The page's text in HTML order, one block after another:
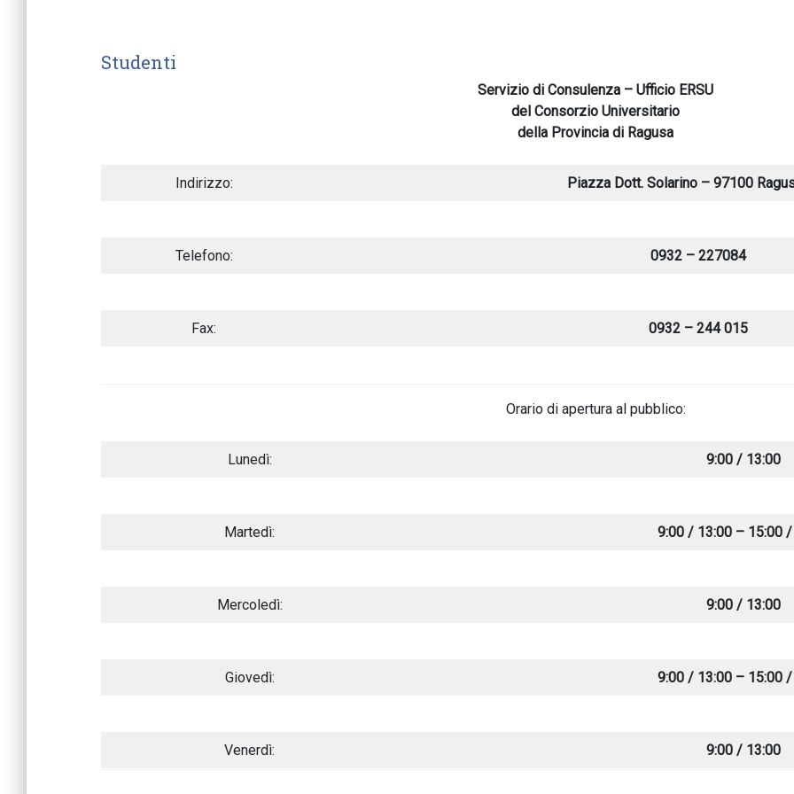
Studenti
Servizio di Consulenza – Ufficio ERSU
del Consorzio Universitario
della Provincia di Ragusa
Indirizzo: Piazza Dott. Solarino – 97100
Telefono: 0932 – 227084
Fax: 0932 – 244 015
Orario di apertura al pubblico:
Lunedì: 9:00 / 13:00
Martedì: 9:00 / 13:00 – 15:00
Mercoledì: 9:00 / 13:00
Giovedì: 9:00 / 13:00 – 15:00
Venerdì: 9:00 / 13:00